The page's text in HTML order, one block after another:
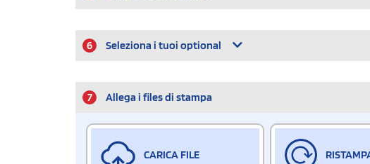
6 Seleziona i tuoi optional
7 Allega i files di stampa
CARICA FILE